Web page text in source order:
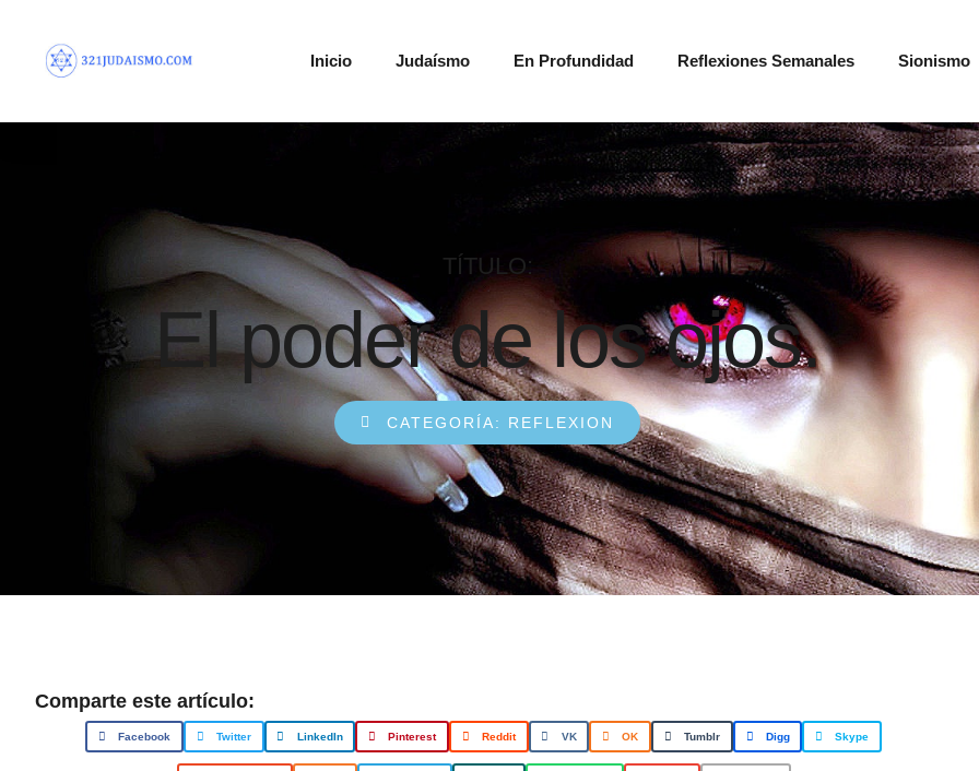
Inicio Judaísmo En Profundidad Reflexiones Semanales Sionismo
TÍTULO:
El poder de los ojos.
CATEGORÍA: REFLEXION
Comparte este artículo:
Facebook Twitter LinkedIn Pinterest Reddit VK OK Tumblr Digg Skype